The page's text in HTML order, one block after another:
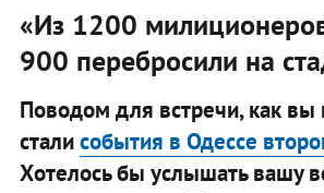
«Из 1200
900 перебросили на
Поводом для встречи, как вы
сталисобытия в Одессе
Хотелось бы услышать вашу